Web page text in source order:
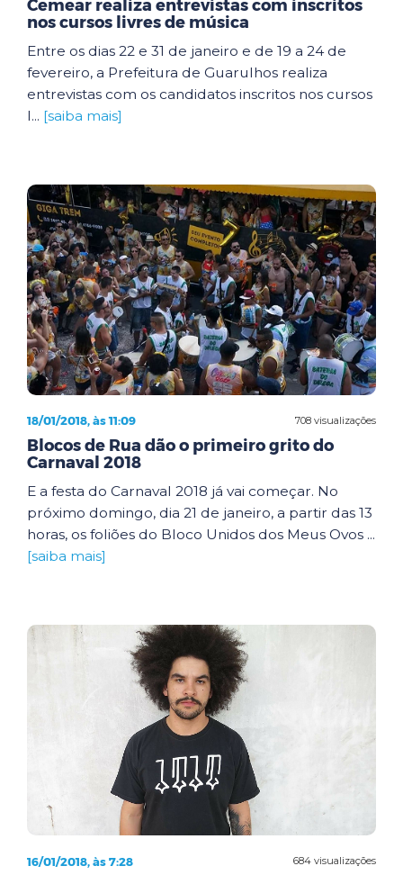
Cemear realiza entrevistas com inscritos
nos cursos livres de música
Entre os dias 22 e 31 de janeiro e de 19 a 24 de
fevereiro, a Prefeitura de Guarulhos realiza
entrevistas com os candidatos inscritos nos cursos
l... [saiba mais]
708 visualizações
18/01/2018, às 11:09
Blocos de Rua dão o primeiro grito do
Carnaval 2018
E a festa do Carnaval 2018 já vai começar. No
próximo domingo, dia 21 de janeiro, a partir das 13
horas, os foliões do Bloco Unidos dos Meus Ovos ...
[saiba mais]
684 visualizações
16/01/2018, às 7:28